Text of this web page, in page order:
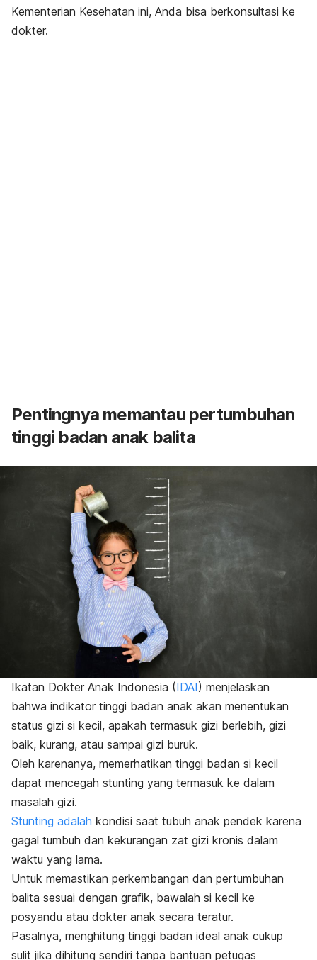
Kementerian Kesehatan ini, Anda bisa berkonsultasi ke
dokter.
Pentingnya memantau pertumbuhan
tinggi badan anak balita
Ikatan Dokter Anak Indonesia (IDAI) menjelaskan
bahwa indikator tinggi badan anak akan menentukan
status gizi si kecil, apakah termasuk gizi berlebih, gizi
baik, kurang, atau sampai gizi buruk.
Oleh karenanya, memerhatikan tinggi badan si kecil
dapat mencegah stunting yang termasuk ke dalam
masalah gizi.
Stunting adalah kondisi saat tubuh anak pendek karena
gagal tumbuh dan kekurangan zat gizi kronis dalam
waktu yang lama.
Untuk memastikan perkembangan dan pertumbuhan
balita sesuai dengan grafik, bawalah si kecil ke
posyandu atau dokter anak secara teratur.
Pasalnya, menghitung tinggi badan ideal anak cukup
sulit jika dihitung sendiri tanpa bantuan petugas